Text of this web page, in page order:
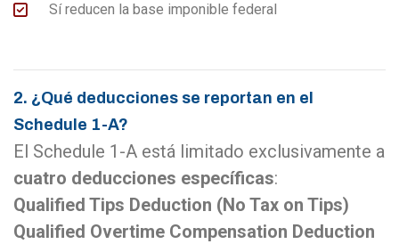
Sí reducen la base imponible federal
2. ¿Qué deducciones se reportan en el
Schedule 1-A?
El Schedule 1-A está limitado exclusivamente a
cuatro deducciones específicas:
Qualified Tips Deduction (No Tax on Tips)
Qualified Overtime Compensation Deduction